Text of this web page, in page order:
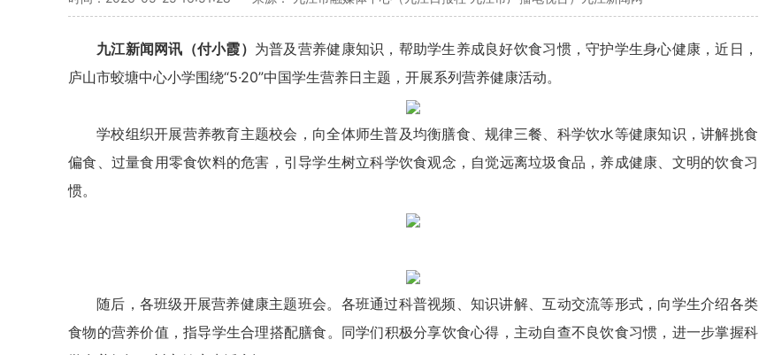
九江新闻网讯（付小霞） 为普及营养健康知识，帮助学生养成良好饮食习惯，守护学生身心健康，近日，
庐山市蛟塘中心小学围绕“5·20”中国学生营养日主题，开展系列营养健康活动。
学校组织开展营养教育主题校会，向全体师生普及均衡膳食、规律三餐、科学饮水等健康知识，讲解挑食
偏食、过量食用零食饮料的危害，引导学生树立科学饮食观念，自觉远离垃圾食品，养成健康、文明的饮食习
惯。
随后，各班级开展营养健康主题班会。各班通过科普视频、知识讲解、互动交流等形式，向学生介绍各类
食物的营养价值，指导学生合理搭配膳食。同学们积极分享饮食心得，主动自查不良饮食习惯，进一步掌握科